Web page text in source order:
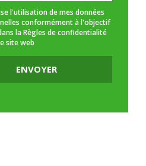
l'utilisation de mes données
conformément à l'objectif
la Règles de confidentialité
site web
ENVOYER